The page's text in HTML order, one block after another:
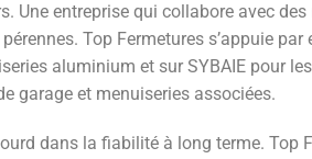
Une entreprise qui collabore avec
Top Fermetures s’appuie
aluminium et sur SYBAIE pour
garage et menuiseries associées.
dans la fiabilité à long terme. Top